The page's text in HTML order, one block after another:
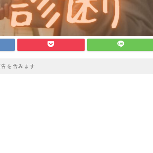
を含みます